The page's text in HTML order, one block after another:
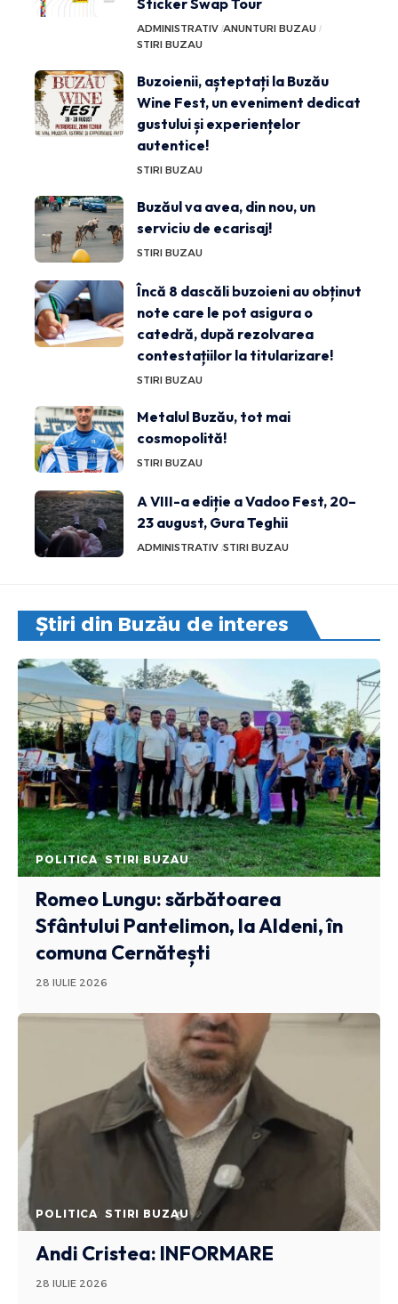
Sticker Swap Tour
ADMINISTRATIV ANUNTURI BUZAU
STIRI BUZAU
Buzoienii, așteptați la Buzău
Wine Fest, un eveniment dedicat
gustului și experiențelor
autentice!
STIRI BUZAU
Buzăul va avea, din nou, un
serviciu de ecarisaj!
STIRI BUZAU
Încă 8 dascăli buzoieni au obținut
note care le pot asigura o
catedră, după rezolvarea
contestațiilor la titularizare!
STIRI BUZAU
Metalul Buzău, tot mai
cosmopolită!
STIRI BUZAU
A VIII-a ediție a Vadoo Fest, 20–
23 august, Gura Teghii
ADMINISTRATIV STIRI BUZAU
Știri din Buzău de interes
POLITICA STIRI BUZAU
Romeo Lungu: sărbătoarea
Sfântului Pantelimon, la Aldeni, în
comuna Cernătești
28 IULIE 2026
POLITICA STIRI BUZAU
Andi Cristea: INFORMARE
28 IULIE 2026